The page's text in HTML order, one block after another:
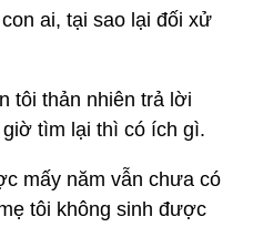
ai, tại sao lại đối xử
tôi thản nhiên trả lời
tìm lại thì có ích gì.
mấy năm vẫn chưa có
tôi không sinh được